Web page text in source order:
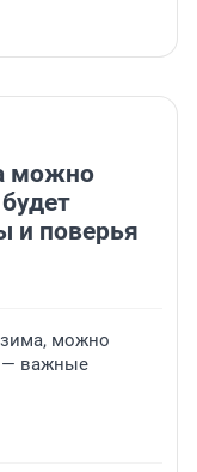
можно
и поверья
можно
— важные